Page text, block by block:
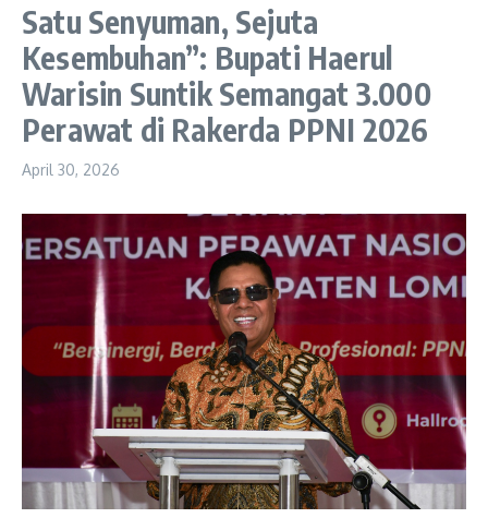
Satu Senyuman, Sejuta
Kesembuhan”: Bupati Haerul
Warisin Suntik Semangat 3.000
Perawat di Rakerda PPNI 2026
April 30, 2026